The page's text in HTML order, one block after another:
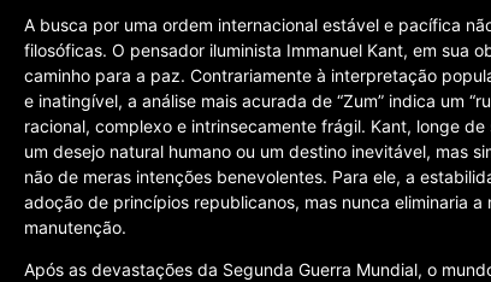
A busca por uma ordem internacional estável e pacífica
filosóficas. O pensador iluminista Immanuel Kant, em sua
caminho para a paz. Contrariamente à interpretação
e inatingível, a análise mais acurada de “Zum” indica um
racional, complexo e intrinsecamente frágil. Kant, longe
um desejo natural humano ou um destino inevitável, mas
não de meras intenções benevolentes. Para ele, a
adoção de princípios republicanos, mas nunca eliminaria
manutenção.
Após as devastações da Segunda Guerra Mundial, o